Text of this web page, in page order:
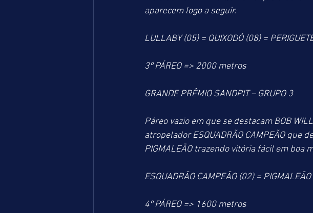
aparecem logo a seguir.
LULLABY (05) = QUIXODÓ (08) =
3º PÁREO => 2000 metros
GRANDE PRÊMIO SANDPIT – GRUPO 3
Páreo vazio em que se destacam BOB
atropelador ESQUADRÃO CAMPEÃO que
PIGMALEÃO trazendo vitória fácil em boa
ESQUADRÃO CAMPEÃO (02) =
4º PÁREO => 1600 metros